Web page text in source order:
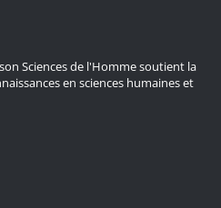
Sciences de l'Homme soutient la
en sciences humaines et